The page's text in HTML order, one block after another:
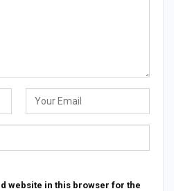
website in this browser for the